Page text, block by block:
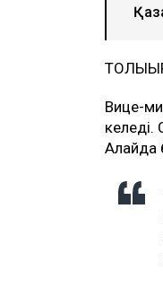
Вице-
Алайда